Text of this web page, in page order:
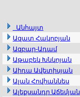
_Անհայտ
Ազատ Հակոբյան
Ազբար-Ադամ
Աթաբեկ Խնկոյան
Աիդա Ավետիսյան
Ալան Հովհաննես
Ալեքսանդր Աճեմյան